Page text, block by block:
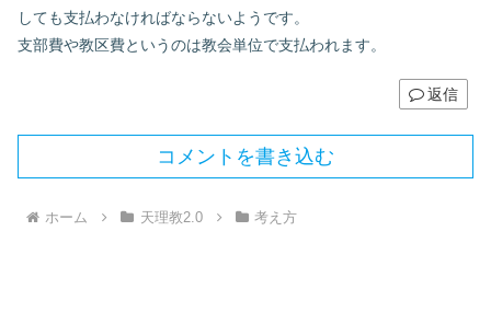
しても支払わなければならないようです。
支部費や教区費というのは教会単位で支払われます。
返信
コメントを書き込む
ホーム 天理教2.0 考え方